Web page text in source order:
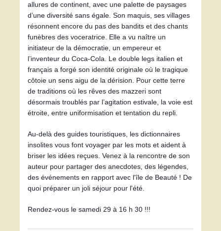
allures de continent, avec une palette de paysages
d’une diversité sans égale. Son maquis, ses villages
résonnent encore du pas des bandits et des chants
funèbres des voceratrice. Elle a vu naître un
initiateur de la démocratie, un empereur et
l’inventeur du Coca-Cola. Le double legs italien et
français a forgé son identité originale où le tragique
côtoie un sens aigu de la dérision. Pour cette terre
de traditions où les rêves des mazzeri sont
désormais troublés par l’agitation estivale, la voie est
étroite, entre uniformisation et tentation du repli.
Au-delà des guides touristiques, les dictionnaires
insolites vous font voyager par les mots et aident à
briser les idées reçues. Venez à la rencontre de son
auteur pour partager des anecdotes, des légendes,
des événements en rapport avec l'île de Beauté ! De
quoi préparer un joli séjour pour l'été.
Rendez-vous le samedi 29 à 16 h 30 !!!